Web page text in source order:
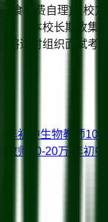
食宿费自理)，校方
校长期收集优
将适时组织面试考核
/年初中生物教师10-
教师 10-20万/年初中